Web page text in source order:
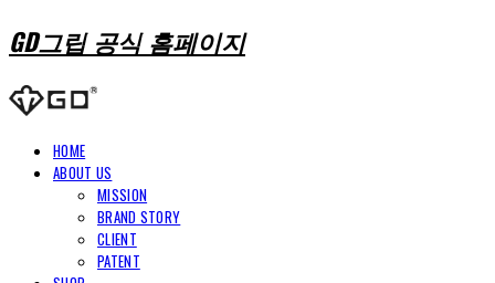
GD그립 공식 홈페이지
HOME
ABOUT US
MISSION
BRAND STORY
CLIENT
PATENT